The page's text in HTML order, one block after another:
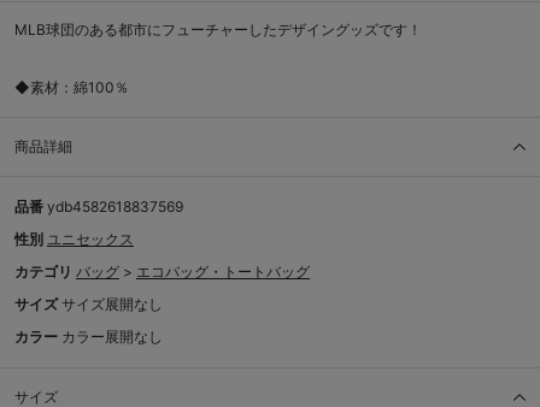
MLB球団のある都市にフューチャーしたデザイングッズです！
◆素材：綿100％
商品詳細
品番 ydb4582618837569
性別 ユニセックス
カテゴリ バッグ > エコバッグ・トートバッグ
サイズ サイズ展開なし
カラー カラー展開なし
サイズ